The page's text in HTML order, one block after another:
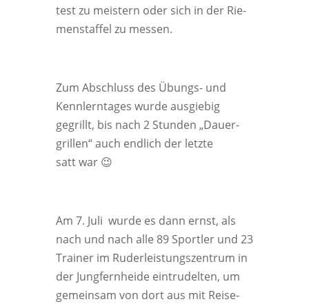
test zu meis­tern oder sich in der Rie­
men­staf­fel zu mes­sen.
Zum Abschluss des Übungs- und
Kenn­lern­ta­ges wur­de aus­gie­big
gegrillt, bis nach 2 Stun­den „Dau­er­
gril­len“ auch end­lich der letz­te
satt war 😉
Am 7. Juli wur­de es dann ernst, als
nach und nach alle 89 Sport­ler und 23
Trai­ner im Ruder­leis­tungs­zen­trum in
der Jung­fern­hei­de ein­tru­del­ten, um
gemein­sam von dort aus mit Rei­se-